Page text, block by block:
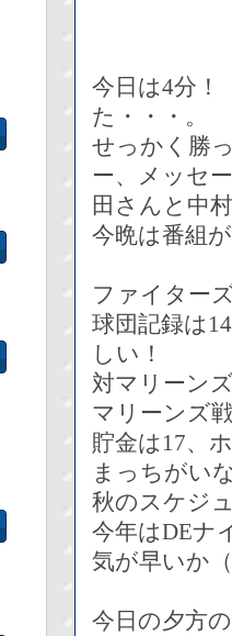
今日は4分
た・・・。
せっかく勝
ー、メッセ
田さんと中
今晩は番組
ファイター
球団記録は
しい！
対マリーン
マリーンズ
貯金は17、
まっちがい
秋のスケジ
今年はDEナ
気が早いか
今日の夕方